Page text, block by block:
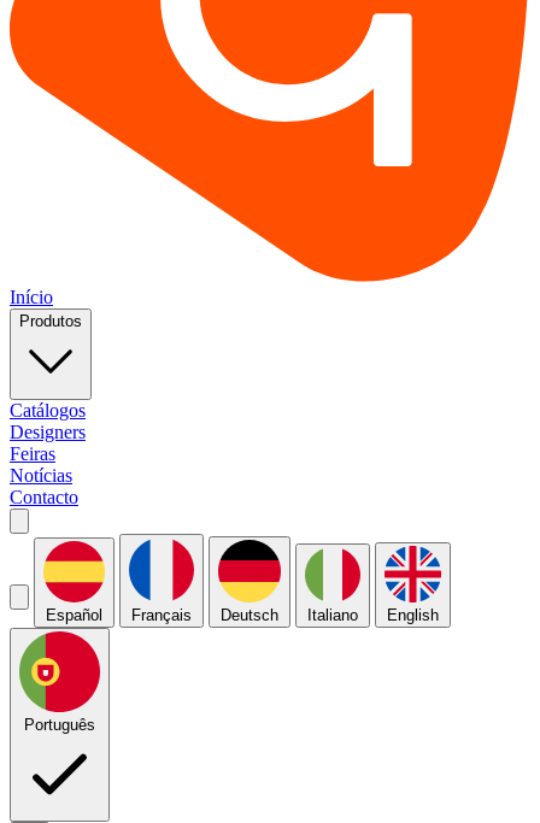
Início
Produtos
Catálogos
Designers
Feiras
Notícias
Contacto
Español Français Deutsch Italiano English
Português